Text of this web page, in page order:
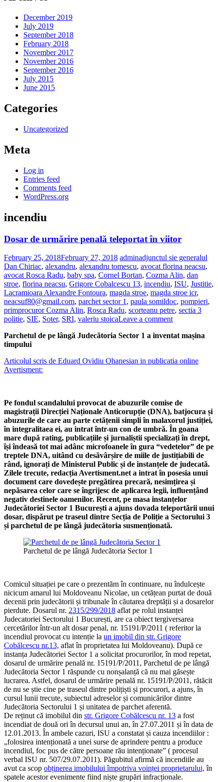
December 2019
July 2019
September 2018
February 2018
November 2017
November 2016
September 2016
July 2015
June 2015
Categories
Uncategorized
Meta
Log in
Entries feed
Comments feed
WordPress.org
incendiu
Dosar de urmărire penală teleportat în viitor
February 25, 2018February 27, 2018 adminadjunctul sie generalul
Dan Chiriac, alexandru, alexandru tomescu, avocat florina neacsu,
avocat Rosca Radu, baby spa, Cornel Bortan, Cozma Alin, dan
stroe, florina neacsu, Grigore Cobalcescu 13, incendiu, ISU, Justitie,
Lacramioara Alexandre Fontoura, magda stroe, magda stroe icr,
neacsuf80@gmail.com, parchet sector 1 , paula somildoc, pompieri,
primprocuror Cozma Alin, Rosca Radu, scorteanu petre, sectia 3
politie, SIE, Soter, SRI, valeriu stoicaLeave a comment
Parchetul de pe lângă Judecătoria Sector 1 a inventat mașina
timpului
Articolul scris de Eduard Ovidiu Ohanesian in publicatia online
Avertisment:
Pe fondul scandalului provocat de abuzurile comise de
magistrații Direcției Naționale Anticorupție (DNA), batjocura și
abuzurile de care au parte cetățenii simpli în malaxorul justiției,
în integralitaea ei, au intrat într-un con de umbră. În goana
mare după rating, publicațiile și jurnaliștii specializați în drept,
își îndeasă tot mai adânc microfoanele în gura “vedetelor” de pe
treptele DNA, uitând cu desăvârșire de miile de justițiabili de
rând, ignorați de Ministerul Public și de instanțele de judecată.
Zilele trecute, redacția Avertisment.net a intrat în posesia unui
document care dovedește pregătirea precară, nesimțirea și
nepăsarea celor care se îngrijesc de aplicarea legii, influențând
negativ destinele oamenilor. Recent, pe masa instanțelor
Judecătoriei Sector 1 București a ajuns dovada teleportării unui
dosar, dispărut pe traseul dintre Secția de Poliție a Sectorului 3
și parchetul de pe lângă judecătoria susmenționată.
Parchetul de pe lângă Judecătoria Sector 1
Comicul situației pe care o prezentăm în continuare, nu îndulcește
nicicum amarul lui Moldoveanu Nicolae, un cetățean purtat de două
decenii prin judecătorii și tribunale în căutarea dreptății și a dosarelor
pierdute. Dosarul nr. 2315/299/2018 aflat pe rolul instanței
Judecatoriei Sectorului 1 București, are ca obiect tergiversarea
cercetărilor într-un alt dosar penal, nr. 15191/P/2011 ( referitor la
incendiul provocat cu intenție la un imobil din str. Grigore
Cobălcescu nr.13, aflat în proprietatea lui Moldoveanu). După ce
instanța Judecătoriei Sector 1 a solicitat procurorilor, în mod repetat,
dosarul de urmărire penală nr. 15191/P/2011, Parchetul de pe lângă
Judecătoria Sector 1 răspunde cu nonșalanță că nu mai găsește
lucrarea. Astfel, dosarul de urmărire penală nr. 15191/P/2011, rătăcit
de nu se știe cine pe traseul dintre polițiști și procurori, a ajuns, în
cursul lunii trecute, subiectul adreselor și comunicărilor dintre
Judecătoria Sectorului 1 și unitatea de parchet aferentă.
De reținut că imobilul din str. Grigore Cobălcescu nr. 13 a fost
incendiat de două ori în decursul unui an, în 27.07.2011 și în data de
12.01.2013. În ambele cazuri, ISU a constatat și cauza incendiilor :
„folosirea intenționată a unei surse de aprindere pentru a produce
incendiul, foc pus de către persoane rău intenționate” ( procesul
verbal ISU nr. 507/29.07.2011). Păgubitul afirmă că incendiile au
avut ca scop obținerea imobilului împotriva voinței proprietarului, în
spatele acestor evenimente fiind niște grupări infracționale.